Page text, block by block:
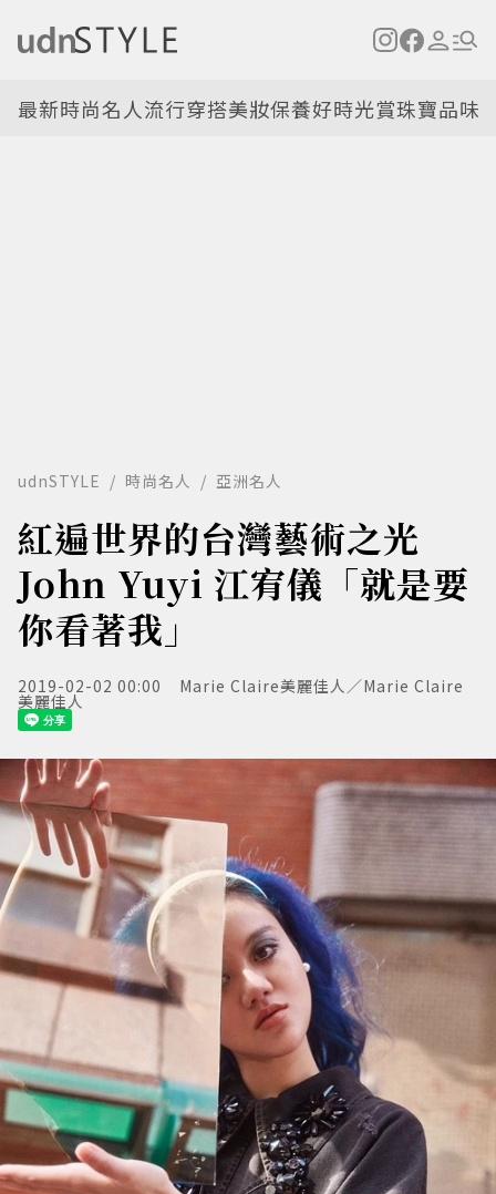
最新時尚名人流行穿搭美妝保養好時光賞珠寶品味
udnSTYLE 時尚名人 亞洲名人
紅遍世界的台灣藝術之光
John Yuyi 江宥儀「就是要
你看著我」
2019-02-02 00:00 Marie Claire美麗佳人／Marie Claire
美麗佳人